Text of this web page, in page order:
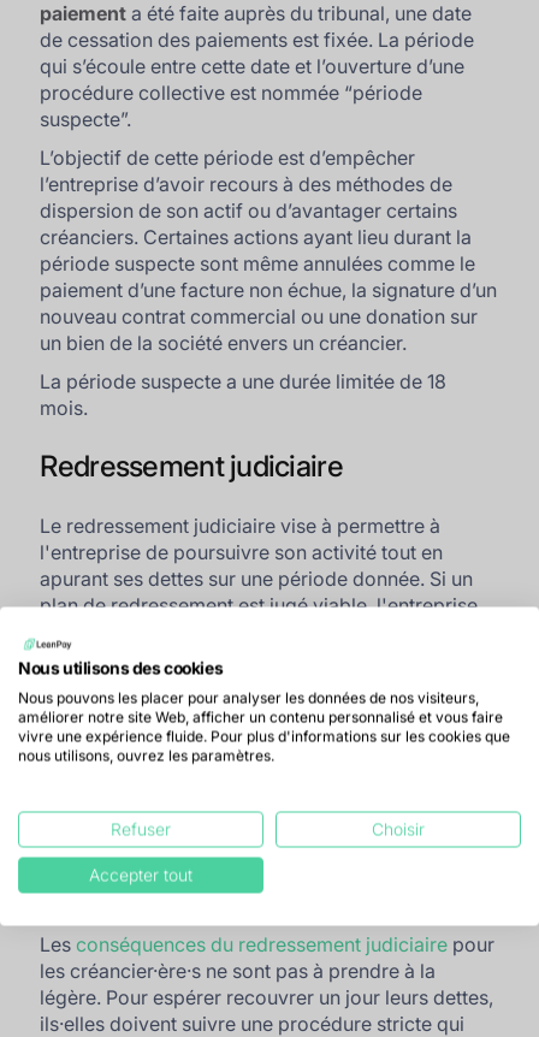
paiement a été faite auprès du tribunal, une date
de cessation des paiements est fixée. La période
qui s’écoule entre cette date et l’ouverture d’une
procédure collective est nommée “période
suspecte”.
L’objectif de cette période est d’empêcher
l’entreprise d’avoir recours à des méthodes de
dispersion de son actif ou d’avantager certains
créanciers. Certaines actions ayant lieu durant la
période suspecte sont même annulées comme le
paiement d’une facture non échue, la signature d’un
nouveau contrat commercial ou une donation sur
un bien de la société envers un créancier.
La période suspecte a une durée limitée de 18
mois.
Redressement judiciaire
Le redressement judiciaire vise à permettre à
l'entreprise de poursuivre son activité tout en
apurant ses dettes sur une période donnée. Si un
plan de redressement est jugé viable, l'entreprise
d'un·e administrateur·rice judiciaire.
L’objectif du plan de redressement judiciaire sera
de préciser quelles actions sont nécessaires à la
survie de l’entreprise. Cela peut être par exemple :
Les éventuels licenciements économiques
Les changements de statuts de l’entreprise
etc.
Lesconséquences du redressement judiciaire pour
les créancier·ère·s ne sont pas à prendre à la
légère. Pour espérer recouvrer un jour leurs dettes,
ils·elles doivent suivre une procédure stricte qui
Nous utilisons des cookies
Nous pouvons les placer pour analyser les données de nos visiteurs,
améliorer notre site Web, afficher un contenu personnalisé et vous faire
vivre une expérience fluide. Pour plus d'informations sur les cookies que
nous utilisons, ouvrez les paramètres.
Refuser Choisir
Accepter tout